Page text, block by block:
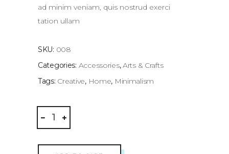
ad minim veniam, quis nostrud exerci
tation ullam
SKU: 008
Categories: Accessories,Arts & Crafts
Tags: Creative, Home, Minimalism
Bedroom
Lamp